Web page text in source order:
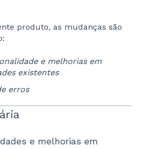
produto, as mudanças são
e melhorias em
existentes
erros
e melhorias em